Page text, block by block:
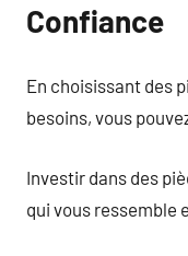
Confiance
En choisissant des
besoins, vous
Investir dans des
qui vous ressemble